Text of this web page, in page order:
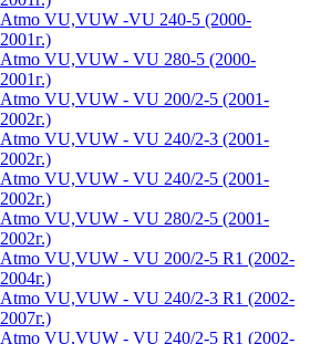
Atmo VU,VUW -VU 240-5 (2000-
2001г.)
Atmo VU,VUW - VU 280-5 (2000-
2001г.)
Atmo VU,VUW - VU 200/2-5 (2001-
2002г.)
Atmo VU,VUW - VU 240/2-3 (2001-
2002г.)
Atmo VU,VUW - VU 240/2-5 (2001-
2002г.)
Atmo VU,VUW - VU 280/2-5 (2001-
2002г.)
Atmo VU,VUW - VU 200/2-5 R1 (2002-
2004г.)
Atmo VU,VUW - VU 240/2-3 R1 (2002-
2007г.)
Atmo VU,VUW - VU 240/2-5 R1 (2002-